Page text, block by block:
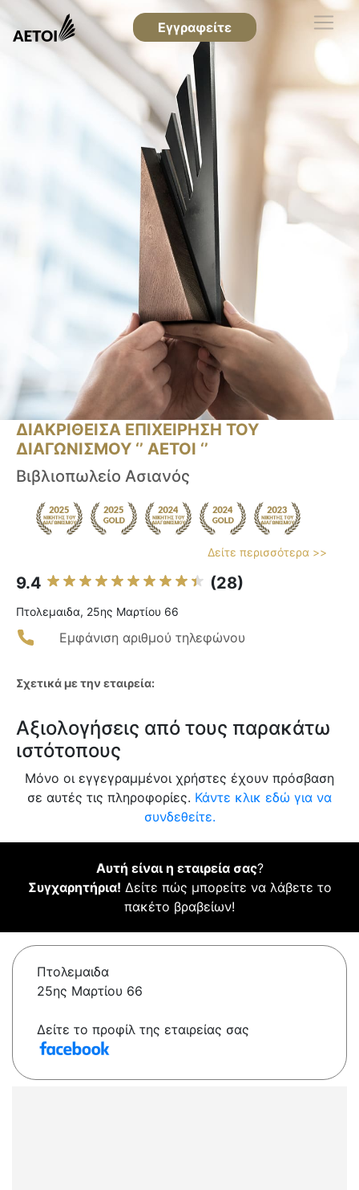
Εγγραφείτε
ΔΙΑΚΡΙΘΕΙΣΑ ΕΠΙΧΕΙΡΗΣΗ ΤΟΥ
ΔΙΑΓΩΝΙΣΜΟΥ ‘’ ΑΕΤΟΙ ‘’
Βιβλιοπωλείο Ασιανός
Δείτε περισσότερα >>
9.4 (28)
Πτολεμαιδα, 25ης Μαρτίου 66
Εμφάνιση αριθμού τηλεφώνου
Σχετικά με την εταιρεία:
Αξιολογήσεις από τους παρακάτω
ιστότοπους
Μόνο οι εγγεγραμμένοι χρήστες έχουν πρόσβαση
σε αυτές τις πληροφορίες. Κάντε κλικ εδώ για να
συνδεθείτε.
Αυτή είναι η εταιρεία σας?
Συγχαρητήρια! Δείτε πώς μπορείτε να λάβετε το
πακέτο βραβείων!
Πτολεμαιδα
25ης Μαρτίου 66
Δείτε το προφίλ της εταιρείας σας